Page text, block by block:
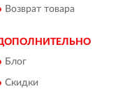
Возврат товара
Блог
Скидки